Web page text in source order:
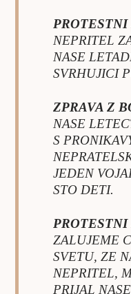
PROTESTNI
NEPRITEL
NASE
SVRHUJICI
ZPRAVA Z
NASE
S
JEDEN
STO DETI.
PROTESTNI
ZALUJEME
SVETU, ZE
NEPRITEL,
PRIJAL